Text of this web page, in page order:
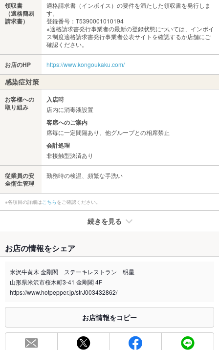
領収書
（適格簡易
請求書）
適格請求書（インボイス）の要件を満たした領収書を発行しま
す。
登録番号：T5390001010194
※適格請求書発行事業者の最新の登録状態については、インボイ
ス制度適格請求書発行事業者公表サイトを確認するか店舗にご
確認ください。
お店のHP https://www.kongoukaku.com/
感染症対策
お客様への
取り組み
入店時
店内に消毒液設置
客席へのご案内
席毎に一定間隔あり、他グループとの相席禁止
会計処理
非接触型決済あり
従業員の安
全衛生管理
勤務時の検温、頻繁な手洗い
※各項目の詳細は こちらをご確認ください。
続きを見る
禁煙・喫煙 全席禁煙
喫煙専用室 あり
※2020年4月1日～受動喫煙対策に関する法律が施行されています。正しい情報はお店へお問い
総席数 54席
お店の情報をシェア
米沢牛黄木 金剛閣 ステーキレストラン 明星
山形県米沢市桜木町3-41 金剛閣 4F
https://www.hotpepper.jp/strJ003432862/
お店情報をコピー